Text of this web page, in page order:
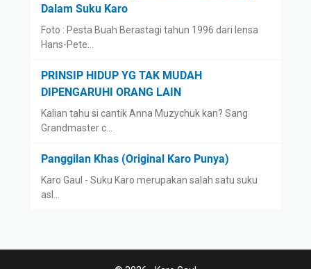
Dalam Suku Karo
Foto : Pesta Buah Berastagi tahun 1996 dari lensa
Hans-Pete…
PRINSIP HIDUP YG TAK MUDAH
DIPENGARUHI ORANG LAIN
Kalian tahu si cantik Anna Muzychuk kan? Sang
Grandmaster c…
Panggilan Khas (Original Karo Punya)
Karo Gaul - Suku Karo merupakan salah satu suku
asl…